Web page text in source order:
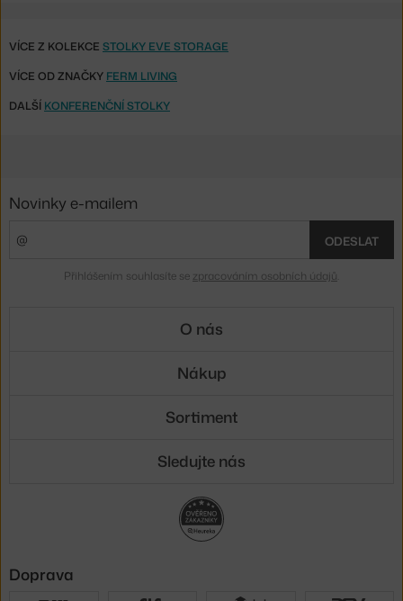
VÍCE Z KOLEKCE STOLKY EVE STORAGE
VÍCE OD ZNAČKY FERM LIVING
DALŠÍ KONFERENČNÍ STOLKY
Novinky e-mailem
ODESLAT
Přihlášením souhlasíte se zpracováním osobních údajů
O nás
Nákup
Sortiment
Sledujte nás
Doprava